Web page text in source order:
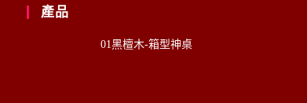
產品
01黑檀木-箱型神桌